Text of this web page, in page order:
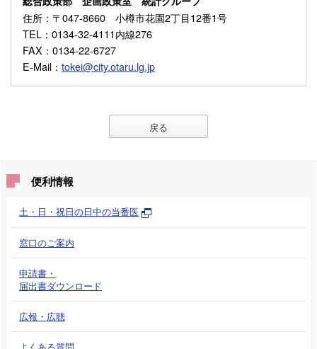
住所 ：〒047-8660 小樽市花園2丁目12番1号
TEL ：0134-32-4111内線276
FAX ：0134-22-6727
E-Mail ： tokei@city.otaru.lg.jp
戻る
便利情報
土・日・祝日の日中の当番医
窓口のご案内
申請書・
届出書ダウンロード
広報・広聴
よくある質問